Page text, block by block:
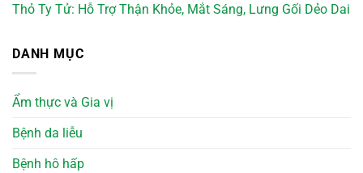
Thỏ Ty Tử: Hỗ Trợ Thận Khỏe, Mắt Sáng, Lưng Gối Dẻo Dai
DANH MỤC
Ẩm thực và Gia vị
Bệnh da liễu
Bệnh hô hấp